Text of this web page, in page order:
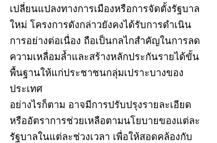
เปลี่ยนแปลงทางการเมืองหรือการจัดตั้งรัฐบาล
ใหม่ โครงการดังกล่าวยังคงได้รับการดำเนิน
การอย่างต่อเนื่อง ถือเป็นกลไกสำคัญในการลด
ความเหลื่อมล้ำและสร้างหลักประกันรายได้ขั้น
พื้นฐานให้แก่ประชาชนกลุ่มเปราะบางของ
ประเทศ
อย่างไรก็ตาม อาจมีการปรับปรุงรายละเอียด
หรืออัตราการช่วยเหลือตามนโยบายของแต่ละ
รัฐบาลในแต่ละช่วงเวลา เพื่อให้สอดคล้องกับ